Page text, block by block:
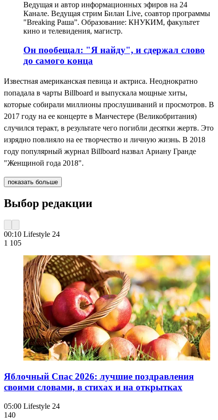
Ведущая и автор информационных эфиров на 24
Канале. Ведущая стрим Билан Live, соавтор программы
"Breaking Раша”. Образование: КНУКИМ, факультет
кино и телевидения, магистр.
Он пообещал: "Я найду", и сдержал слово
до самого конца
Известная американская певица и актриса. Неоднократно
попадала в чарты Billboard и выпускала мощные хиты,
которые собирали миллионы прослушиваний и просмотров. В
2017 году на ее концерте в Манчестере (Великобритания)
случился теракт, в результате чего погибли десятки жертв. Это
изрядно повлияло на ее творчество и личную жизнь. В 2018
году популярный журнал Billboard назвал Ариану Гранде
"Женщиной года 2018".
показать больше
Выбор редакции
00:10 Lifestyle 24
1 105
Яблочный Спас 2026: лучшие поздравления
своими словами, в стихах и на открытках
05:00 Lifestyle 24
140